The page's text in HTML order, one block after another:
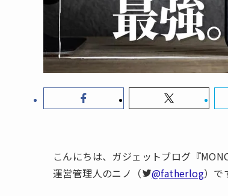
こんにちは、ガジェットブログ『
運営管理人のニノ（
@fatherlog）で